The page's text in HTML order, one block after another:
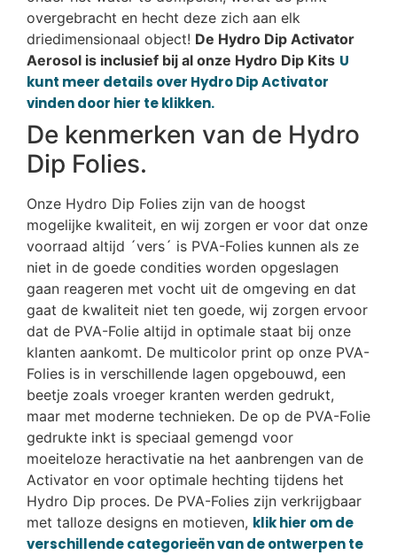
overgebracht en hecht deze zich aan elk
driedimensionaal object! De Hydro Dip Activator
Aerosol is inclusief bij al onze Hydro Dip Kits U
kunt meer details over Hydro Dip Activator
vinden door hier te klikken.
De kenmerken van de Hydro
Dip Folies.
Onze Hydro Dip Folies zijn van de hoogst
mogelijke kwaliteit, en wij zorgen er voor dat onze
voorraad altijd ´vers´ is PVA-Folies kunnen als ze
niet in de goede condities worden opgeslagen
gaan reageren met vocht uit de omgeving en dat
gaat de kwaliteit niet ten goede, wij zorgen ervoor
dat de PVA-Folie altijd in optimale staat bij onze
klanten aankomt. De multicolor print op onze PVA-
Folies is in verschillende lagen opgebouwd, een
beetje zoals vroeger kranten werden gedrukt,
maar met moderne technieken. De op de PVA-Folie
gedrukte inkt is speciaal gemengd voor
moeiteloze heractivatie na het aanbrengen van de
Activator en voor optimale hechting tijdens het
Hydro Dip proces. De PVA-Folies zijn verkrijgbaar
met talloze designs en motieven, klik hier om de
verschillende categorieën van de ontwerpen te